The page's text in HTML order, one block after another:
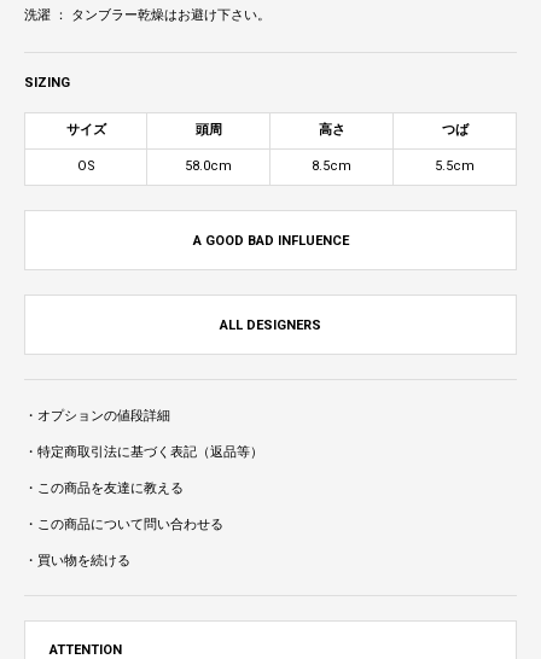
洗濯 ： タンブラー乾燥はお避け下さい。
SIZING
サイズ 頭周 高さ つば
OS 58.0cm 8.5cm 5.5cm
A GOOD BAD INFLUENCE
ALL DESIGNERS
・オプションの値段詳細
・特定商取引法に基づく表記（返品等）
・この商品を友達に教える
・この商品について問い合わせる
・買い物を続ける
ATTENTION